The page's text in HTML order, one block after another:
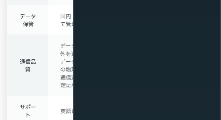
データ
保管
国内・海外どちらかに
て管理
通信品
質
データ保管先として海
外を選択した場合
データセンタと視聴者
の物理的距離が遠く
通信速度や品質が不安
定になる可能性がある
サポー
ト
英語によるサポート